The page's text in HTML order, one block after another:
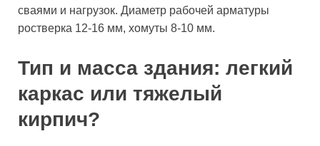
сваями и нагрузок. Диаметр рабочей арматуры
ростверка 12-16 мм, хомуты 8-10 мм.
Тип и масса здания: легкий
каркас или тяжелый
кирпич?